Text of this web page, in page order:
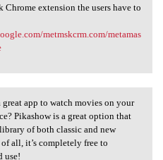
Chrome extension the users have to
metmskcrm.com/metamas
great app to
app to watch movies on your
Pikashow is a great option that
of both classic and new
of all, it’s completely free to
use!